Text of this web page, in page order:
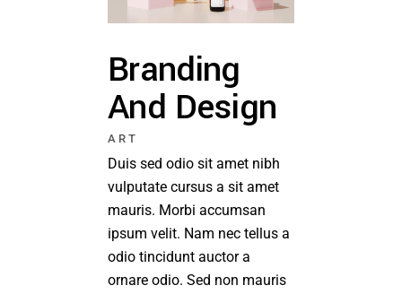
Branding
And Design
ART
Duis sed odio sit amet nibh
vulputate cursus a sit amet
mauris. Morbi accumsan
ipsum velit. Nam nec tellus a
odio tincidunt auctor a
ornare odio. Sed non mauris